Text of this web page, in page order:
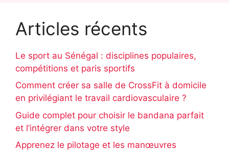
Articles récents
Le sport au Sénégal : disciplines populaires,
compétitions et paris sportifs
Comment créer sa salle de CrossFit à domicile
en privilégiant le travail cardiovasculaire ?
Guide complet pour choisir le bandana parfait
et l’intégrer dans votre style
Apprenez le pilotage et les manœuvres